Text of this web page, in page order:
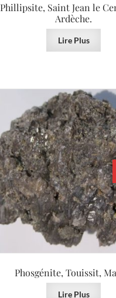
Phillipsite, Saint Jean le
Ardèche.
Lire Plus
Phosgénite, Touissit,
Lire Plus